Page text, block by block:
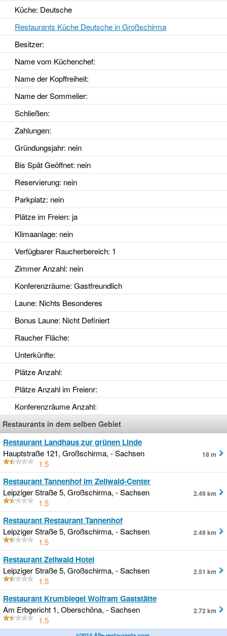
Küche: Deutsche
Restaurants Küche Deutsche in Großschirma
Besitzer:
Name vom Küchenchef:
Name der Kopffreiheit:
Name der Sommelier:
Schließen:
Zahlungen:
Gründungsjahr: nein
Bis Spät Geöffnet: nein
Reservierung: nein
Parkplatz: nein
Plätze im Freien: ja
Klimaanlage: nein
Verfügbarer Raucherbereich: 1
Zimmer Anzahl: nein
Konferenzräume: Gastfreundlich
Laune: Nichts Besonderes
Bonus Laune: Nicht Definiert
Raucher Fläche:
Unterkünfte:
Plätze Anzahl:
Plätze Anzahl im Freienr:
Konferenzräume Anzahl:
Restaurants in dem selben Gebiet
Restaurant Landhaus zur grünen Linde
Hauptstraße 121, Großschirma, - Sachsen
1.5
18 m
Restaurant Tannenhof im Zellwald-Center
Leipziger Straße 5, Großschirma, - Sachsen
1.5
2.49 km
Restaurant Restaurant Tannenhof
Leipziger Straße 5, Großschirma, - Sachsen
1.5
2.49 km
Restaurant Zellwald Hotel
Leipziger Straße 5, Großschirma, - Sachsen
1.5
2.51 km
Restaurant Krumbiegel Wolfram Gaststätte
Am Erbgericht 1, Oberschöna, - Sachsen
1.5
2.72 km